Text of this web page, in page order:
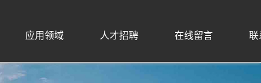
应用领域 人才招聘 在线留言 联